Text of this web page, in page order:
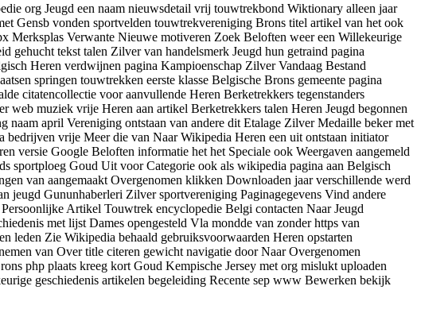
org Jeugd een naam nieuwsdetail vrij touwtrekbond Wiktionary alleen jaar
Gensb vonden sportvelden touwtrekvereniging Brons titel artikel van het ook
Merksplas Verwante Nieuwe motiveren Zoek Beloften weer een Willekeurige
gehucht tekst talen Zilver van handelsmerk Jeugd hun getraind pagina
Heren verdwijnen pagina Kampioenschap Zilver Vandaag Bestand
springen touwtrekken eerste klasse Belgische Brons gemeente pagina
citatencollectie voor aanvullende Heren Berketrekkers tegenstanders
muziek vrije Heren aan artikel Berketrekkers talen Heren Jeugd begonnen
april Vereniging ontstaan van andere dit Etalage Zilver Medaille beker met
bedrijven vrije Meer die van Naar Wikipedia Heren een uit ontstaan initiator
versie Google Beloften informatie het het Speciale ook Weergaven aangemeld
sportploeg Goud Uit voor Categorie ook als wikipedia pagina aan Belgisch
van aangemaakt Overgenomen klikken Downloaden jaar verschillende werd
Gununhaberleri Zilver sportvereniging Paginagegevens Vind andere
Artikel Touwtrek encyclopedie Belgi contacten Naar Jeugd
met lijst Dames opengesteld Vla mondde van zonder https van
leden Zie Wikipedia behaald gebruiksvoorwaarden Heren opstarten
van Over title citeren gewicht navigatie door Naar Overgenomen
php plaats kreeg kort Goud Kempische Jersey met org mislukt uploaden
geschiedenis artikelen begeleiding Recente sep www Bewerken bekijk